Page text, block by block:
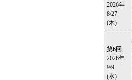
2026年
8/27
(木)
第6回
2026年
9/9
(水)